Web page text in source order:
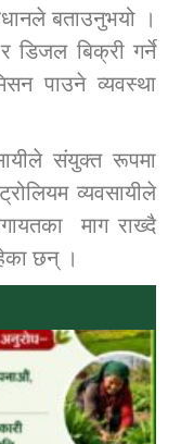
जुम्लाको सुचना
जुम्लाको सुचना
बताउनुभयो ।
डिजल बिक्री गर्ने
पाउने व्यवस्था
संयुक्त रूपमा
व्यवसायीले
माग राख्दै
छन् ।